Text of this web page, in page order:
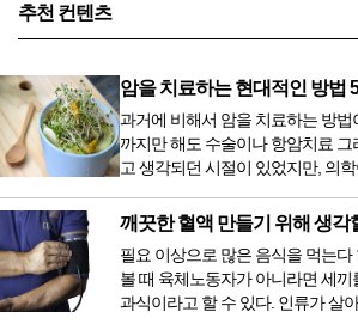
추천 컨텐츠
암을 치료하는 현대적인 방법
과거에 비해서 암을 치료하는 방법
까지만 해도 수술이나 항암치료
고 생각되던 시절이 있었지만, 의학
오면서 암을 치료하는 방법이 하나
자 치료를 받기 위해서는 일본이나
있는 나라에 가서 힘들게 치료받았
전립선암 환자를 시작으로 중입자
치료 범위가 한정되어 모든 암 환자
깨끗한 혈액 만들기 위해 생각
필요 이상으로 많은 음식을 먹는
볼 때 육체노동자가 아니라면 세
과식이라고 할 수 있다. 인류가 살